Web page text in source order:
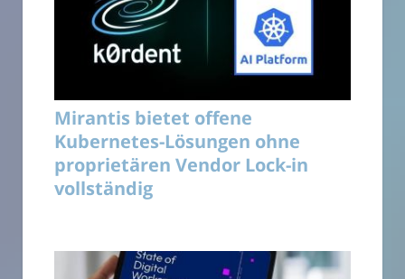
Mirantis bietet offene
Kubernetes-Lösungen ohne
proprietären Vendor Lock-in
vollständig